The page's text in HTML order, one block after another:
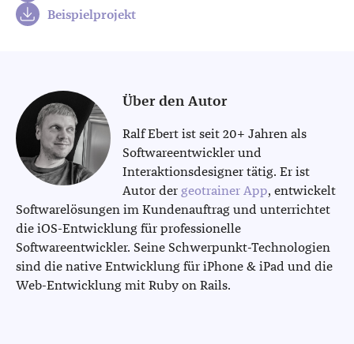
Beispielprojekt
Über den Autor
Ralf Ebert ist seit 20+ Jahren als
Softwareentwickler und
Interaktionsdesigner tätig. Er ist
Autor der geotrainer App, entwickelt
Softwarelösungen im Kundenauftrag und unterrichtet
die iOS-Entwicklung für professionelle
Softwareentwickler. Seine Schwerpunkt-Technologien
sind die native Entwicklung für iPhone & iPad und die
Web-Entwicklung mit Ruby on Rails.